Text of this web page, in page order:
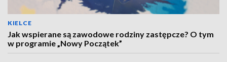
KIELCE
Jak wspierane są zawodowe rodziny zastępcze? O tym
w programie „Nowy Początek”